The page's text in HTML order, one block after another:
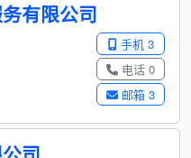
有限公司
手机 3
电话 0
邮箱 3